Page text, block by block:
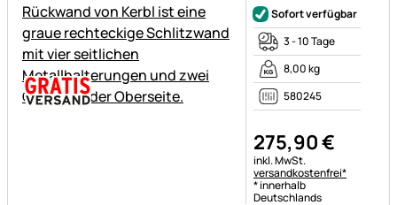
Sofort verfügbar
3 - 10 Tage
8,00 kg
580245
275,90€
Steuerhinweis:
inkl. MwSt.
versandkostenfrei*
* innerhalb
Deutschlands